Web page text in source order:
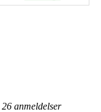
26 anmeldelser